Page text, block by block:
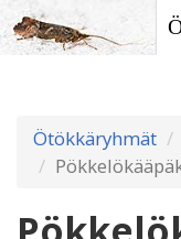
Ötökkäryhmät